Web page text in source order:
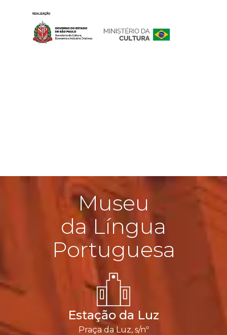
Museu
da Língua
Portuguesa
Estação da Luz
Praça da Luz, s/nº